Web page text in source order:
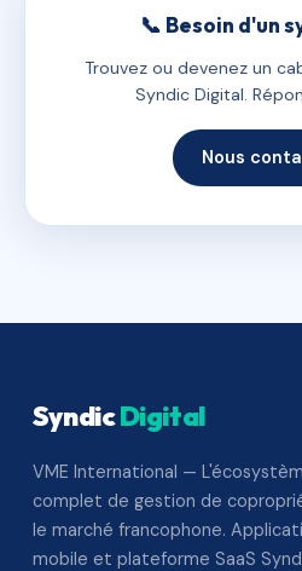
📞 Besoin d'un
Trouvez ou devenez un
Syndic Digital.
Nous
SyndicDigital
VME International —
complet de gestion de
le marché francophone.
mobile et plateforme SaaS